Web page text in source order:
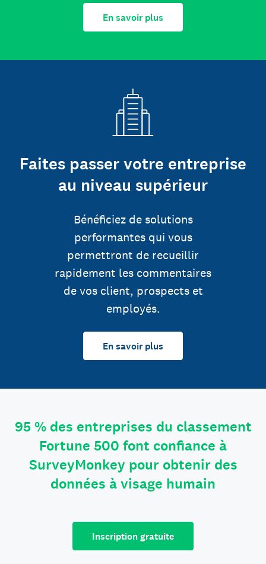
En savoir plus
Faites passer votre entreprise
au niveau supérieur
Bénéficiez de solutions
performantes qui vous
permettront de recueillir
rapidement les commentaires
de vos client, prospects et
employés.
En savoir plus
95 % des entreprises du classement
Fortune 500 font confiance à
SurveyMonkey pour obtenir des
données à visage humain
Inscription gratuite